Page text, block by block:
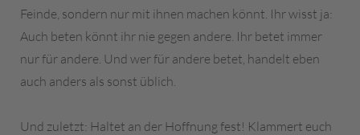
Feinde, sondern nur mit ihnen machen könnt. Ihr wisst ja:
Auch beten könnt ihr nie gegen andere. Ihr betet immer
nur für andere. Und wer für andere betet, handelt eben
auch anders als sonst üblich.
Und zuletzt: Haltet an der Hoffnung fest! Klammert euch